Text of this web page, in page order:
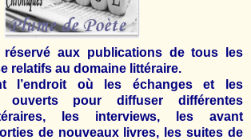
réservé aux publications de tous les
relatifs au domaine littéraire.
l’endroit où les échanges et les
ouverts pour diffuser différentes
les interviews, les avant
de nouveaux livres, les suites de